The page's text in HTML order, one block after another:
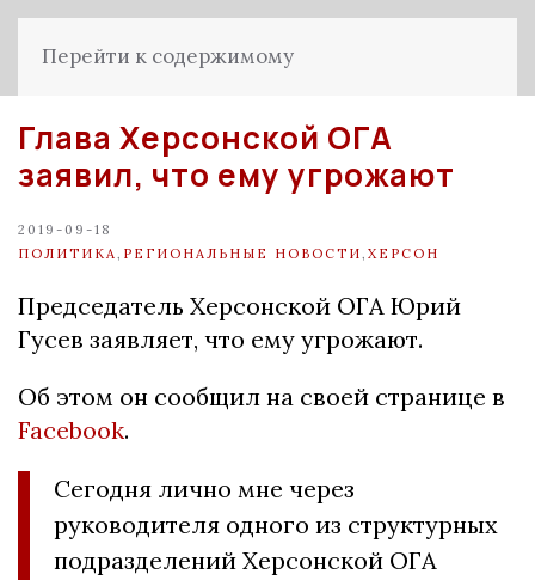
Перейти к содержимому
Глава Херсонской ОГА
заявил, что ему угрожают
2019-09-18
ПОЛИТИКА
РЕГИОНАЛЬНЫЕ НОВОСТИ ХЕРСОН
Председатель Херсонской ОГА Юрий
Гусев заявляет, что ему угрожают.
Об этом он сообщил на своей странице в
Facebook.
Сегодня лично мне через
руководителя одного из структурных
подразделений Херсонской ОГА